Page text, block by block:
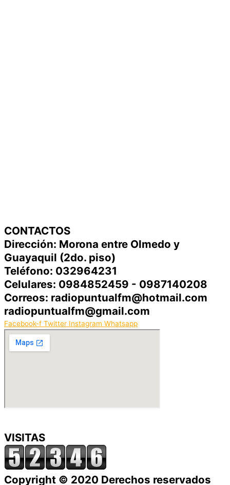
CONTACTOS
Dirección: Morona entre Olmedo y
Guayaquil (2do. piso)
Teléfono: 032964231
Celulares: 0984852459 - 0987140208
Correos: radiopuntualfm@hotmail.com
radiopuntualfm@gmail.com
Facebook-f Twitter Instagram Whatsapp
VISITAS
Copyright © 2020 Derechos reservados